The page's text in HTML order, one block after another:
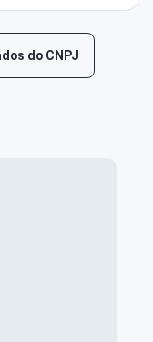
do CNPJ